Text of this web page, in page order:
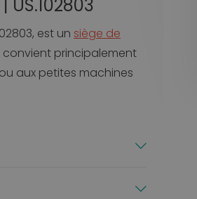
est un siège de
principalement
aux petites machines